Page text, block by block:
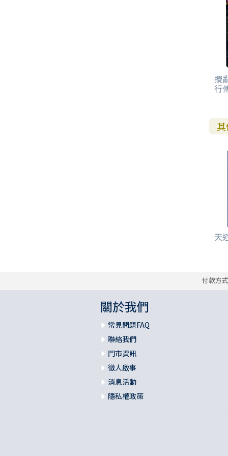
攪
行
天
付款方
關於我們
常見問題FAQ
聯絡我們
門市資訊
徵人啟事
消息活動
隱私權政策